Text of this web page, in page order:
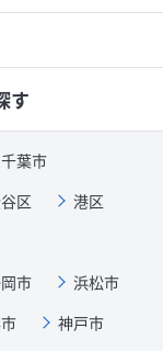
す
千葉市
区
港区
市
浜松市
神戸市